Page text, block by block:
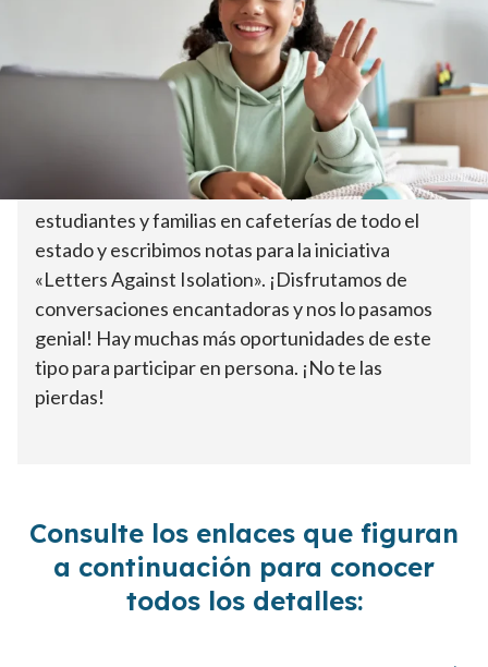
¡Únete a la aventura! En una de nuestras salidas
con los alumnos de secundaria, nos reunimos con
estudiantes y familias en cafeterías de todo el
estado y escribimos notas para la iniciativa
«Letters Against Isolation». ¡Disfrutamos de
conversaciones encantadoras y nos lo pasamos
genial! Hay muchas más oportunidades de este
tipo para participar en persona. ¡No te las
pierdas!
Consulte los enlaces que figuran
a continuación para conocer
todos los detalles: